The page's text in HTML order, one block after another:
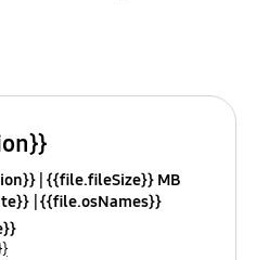
{{file.fileSize}} MB
{{file.osNames}}